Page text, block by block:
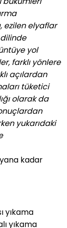
ezilen elyaflar
yol
farklı yönlere
açılardan
tüketici
olarak da
yukarıdaki
kadar
yıkama
yıkama